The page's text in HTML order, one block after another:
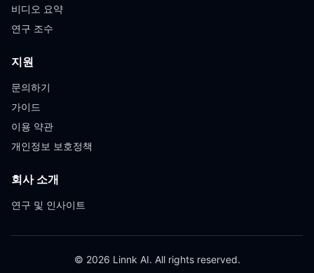
비디오 요약
연구 조수
지원
문의하기
가이드
이용 약관
개인정보 보호정책
회사 소개
연구 및 인사이트
© 2026 Linnk AI. All rights reserved.